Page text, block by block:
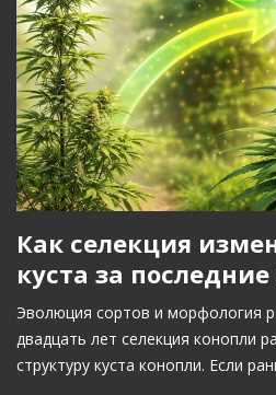
Как селекция
куста за последние
Эволюция сортов и морфология
двадцать лет селекция конопли
структуру куста конопли. Если